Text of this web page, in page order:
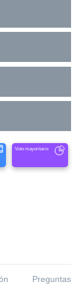
Voto mayoritario
Preguntas